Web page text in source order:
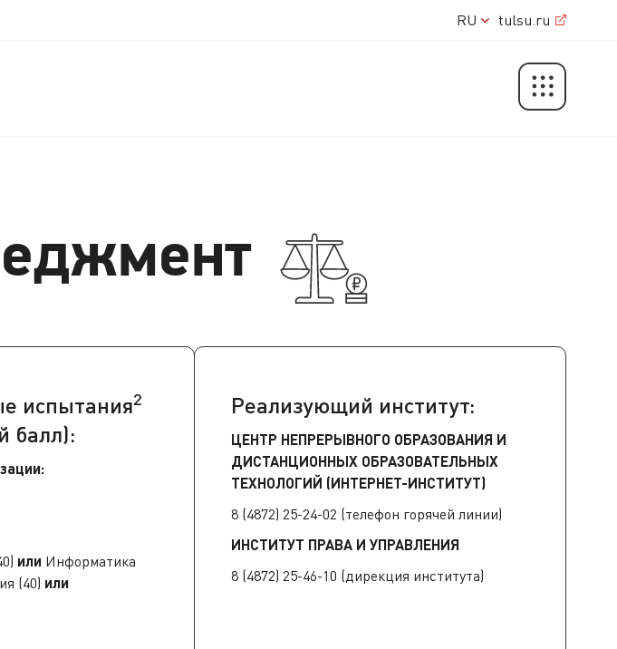
RU tulsu.ru
испытания2
балл):
или Информатика
(40) или
Реализующий институт:
ЦЕНТР НЕПРЕРЫВНОГО ОБРАЗОВАНИЯ И
ДИСТАНЦИОННЫХ ОБРАЗОВАТЕЛЬНЫХ
ТЕХНОЛОГИЙ (ИНТЕРНЕТ-ИНСТИТУТ)
8 (4872) 25-24-02 (телефон горячей линии)
ИНСТИТУТ ПРАВА И УПРАВЛЕНИЯ
8 (4872) 25-46-10 (дирекция института)